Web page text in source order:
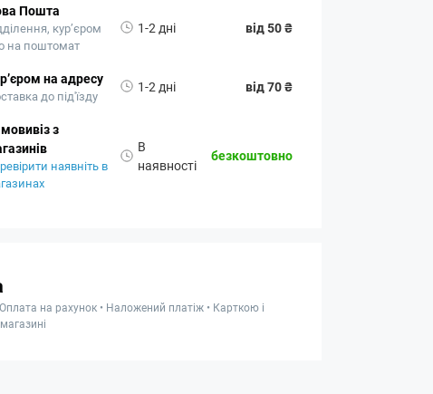
Пошта
кур’єром
на поштомат
1-2 дні від 50 ₴
на адресу
до під'їзду
1-2 дні від 70 ₴
з
наявніть в
В
наявності
безкоштовно
на рахунок • Наложений платіж • Карткою і